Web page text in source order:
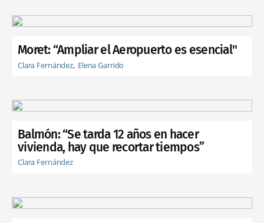
Moret: “Ampliar el Aeropuerto es esencial"
Clara Fernández Elena Garrido
Balmón: “Se tarda 12 años en hacer
vivienda, hay que recortar tiempos”
Clara Fernández